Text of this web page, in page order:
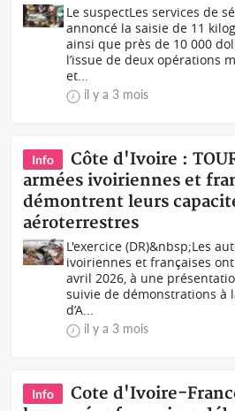
Le suspectLes services de
annoncé la saisie de 11
ainsi que près de 10 000
l’issue de deux opérations
et...
il y a 3 mois
Info
Côte d'Ivoire :
armées ivoiriennes et
démontrent leurs
aéroterrestres
L'exercice (DR)&nbsp;Les
ivoiriennes et françaises
avril 2026, à une
suivie de démonstrations à
d’A...
il y a 3 mois
Info
Cote d'Ivoire-